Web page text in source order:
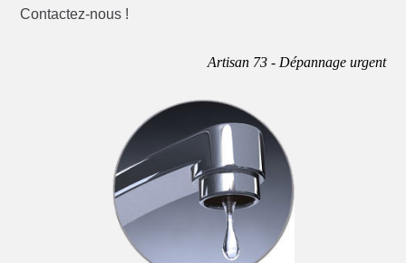
Contactez-nous !
Artisan 73 - Dépannage urgent